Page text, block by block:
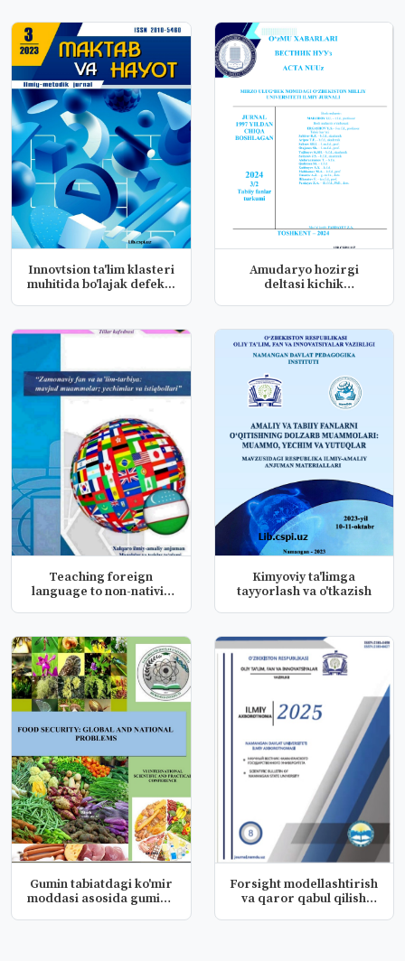
Innovtsion ta'lim klasteri
muhitida bo'lajak defek...
Amudaryo hozirgi
deltasi kichik
Teaching foreign
language to non-nativie
Kimyoviy ta'limga
tayyorlash va o'tkazish
Gumin tabiatdagi ko'mir
moddasi asosida guminli
Forsight modellashtirish
va qaror qabul qilish